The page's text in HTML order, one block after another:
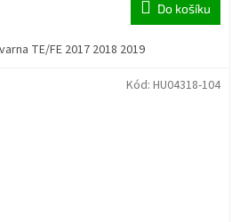
Do košíku
TE/FE 2017 2018 2019
Kód: HU04318-104